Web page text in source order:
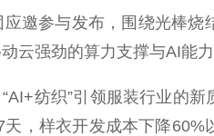
参与发布，围绕光棒烧
强劲的算力支撑与AI能力
纺织”引领服装行业的新
，样衣开发成本下降